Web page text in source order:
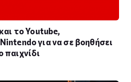
το Youtube,
για να σε βοηθήσει